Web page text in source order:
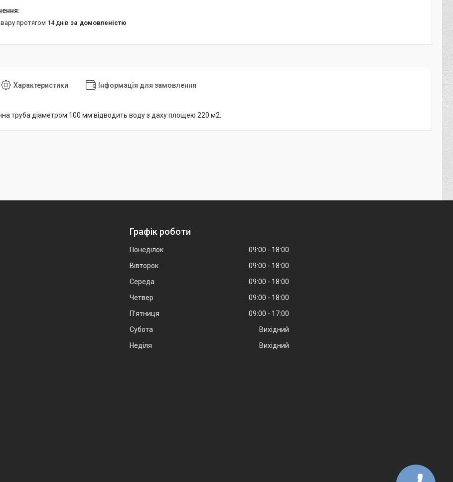
протягом 14 днів за домовленістю
Характеристики Інформація для замовлення
труба діаметром 100 мм відводить воду з даху площею 220 м2.
Графік роботи
Понеділок 09:00
18:00
Вівторок
09:00
18:00
Середа
09:00
18:00
Четвер
09:00
18:00
Пʼятниця
09:00
17:00
Субота
Вихідний
Неділя
Вихідний